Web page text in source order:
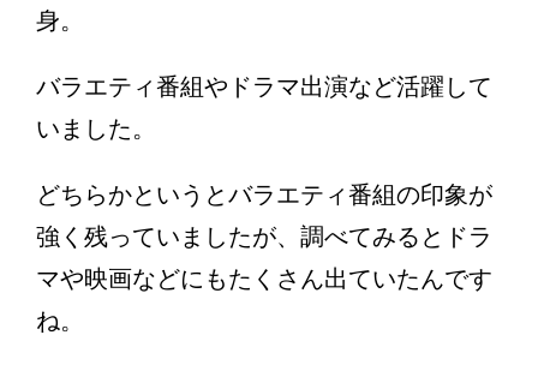
身。
バラエティ番組やドラマ出演など活躍して
いました。
どちらかというとバラエティ番組の印象が
強く残っていましたが、調べてみるとドラ
マや映画などにもたくさん出ていたんです
ね。